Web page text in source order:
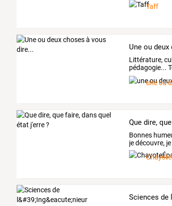
Taff
Une ou
Littérature,
pédagogie...
je…
une ou
Que dire,
Bonnes
je découvre,